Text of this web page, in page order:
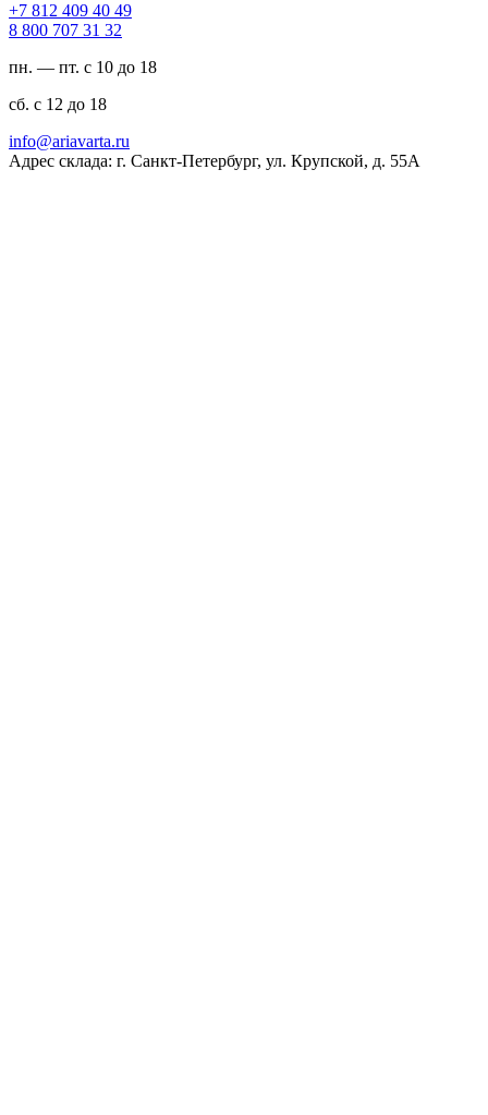
94 04 904 218 7+
23 13 707 008 8
пн. — пт. с 10 до 18
сб. с 12 до 18
ur.atravaira@ofni
Адрес склада: г. Санкт-Петербург, ул. Крупской, д. 55А